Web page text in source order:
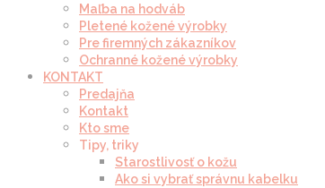
Maľba na hodváb
Pletené kožené výrobky
Pre firemných zákazníkov
Ochranné kožené výrobky
KONTAKT
Predajňa
Kontakt
Kto sme
Tipy, triky
Starostlivosť o kožu
Ako si vybrať správnu kabelku